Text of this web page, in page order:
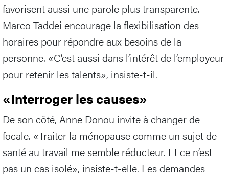
favorisent aussi une parole plus transparente.
Marco Taddei encourage la flexibilisation des
horaires pour répondre aux besoins de la
personne. «C’est aussi dans l’intérêt de l’employeur
pour retenir les talents», insiste-t-il.
«Interroger les causes»
De son côté, Anne Donou invite à changer de
focale. «Traiter la ménopause comme un sujet de
santé au travail me semble réducteur. Et ce n’est
pas un cas isolé», insiste-t-elle. Les demandes